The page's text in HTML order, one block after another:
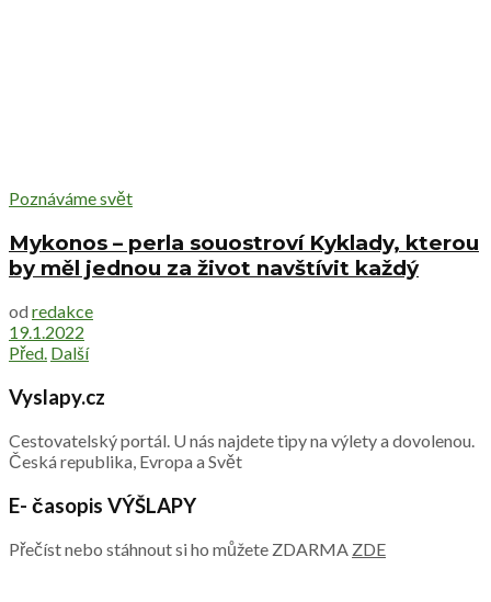
Poznáváme svět
Mykonos – perla souostroví Kyklady, kterou
by měl jednou za život navštívit každý
od redakce
19.1.2022
Před. Další
Vyslapy.cz
Cestovatelský portál. U nás najdete tipy na výlety a dovolenou.
Česká republika, Evropa a Svět
E- časopis VÝŠLAPY
Přečíst nebo stáhnout si ho můžete ZDARMA ZDE